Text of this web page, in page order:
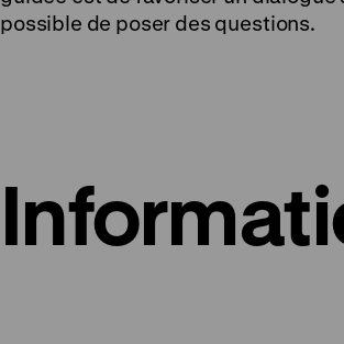
possible de poser des questions.